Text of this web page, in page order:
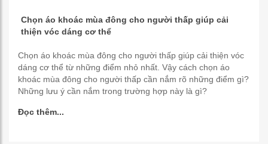
Chọn áo khoác mùa đông cho người thấp giúp cải
thiện vóc dáng cơ thể
Chọn áo khoác mùa đông cho người thấp giúp cải thiện vóc
dáng cơ thể từ những điểm nhỏ nhất. Vậy cách chọn áo
khoác mùa đông cho người thấp cần nắm rõ những điểm gì?
Những lưu ý cần nắm trong trường hợp này là gì?
Đọc thêm...